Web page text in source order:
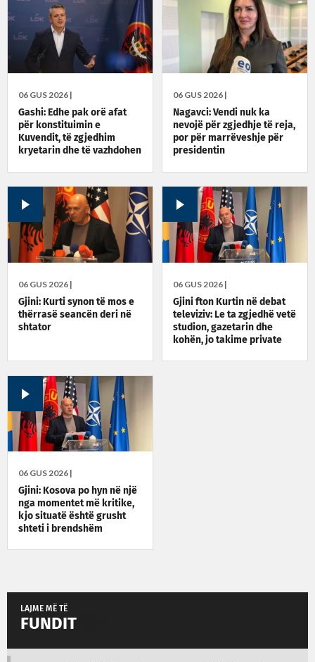
06 GUS 2026 |
Gashi: Edhe pak orë afat
për konstituimin e
Kuvendit, të zgjedhim
kryetarin dhe të vazhdohen
06 GUS 2026 |
Nagavci: Vendi nuk ka
nevojë për zgjedhje të reja,
por për marrëveshje për
presidentin
06 GUS 2026 |
Gjini: Kurti synon të mos e
thërrasë seancën deri në
shtator
06 GUS 2026 |
Gjini fton Kurtin në debat
televiziv: Le ta zgjedhë vetë
studion, gazetarin dhe
kohën, jo takime private
06 GUS 2026 |
Gjini: Kosova po hyn në një
nga momentet më kritike,
kjo situatë është grusht
shteti i brendshëm
LAJME MË TË
FUNDIT